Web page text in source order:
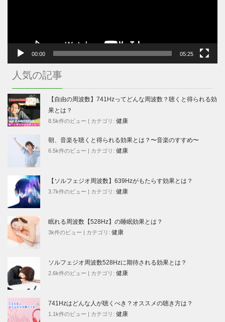
00:00 05:25
人気の記事
【自由の周波数】741Hzってどんな周波数？聴くと得られる効
果とは？
8.5k件のビュー | カテゴリ: 健康
朝、音楽を聴くと得られる効果とは？〜音楽のすすめ〜
6.5k件のビュー | カテゴリ: 健康
【ソルフェジオ周波数】639Hzがもたらす効果とは？
3.7k件のビュー | カテゴリ: 健康
眠れる周波数【528Hz】の睡眠効果とは？
3k件のビュー | カテゴリ: 健康
ソルフェジオ周波数528Hzに期待される効果とは？
2.6k件のビュー | カテゴリ: 健康
741Hzはどんな人が聴くべき？オススメの聴き方は？
1.1k件のビュー | カテゴリ: 健康